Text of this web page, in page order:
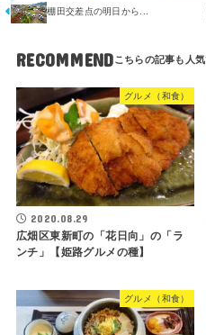
棚田交差点の明日から...
RECOMMEND
グルメ（和食）
2020.08.29
広畑区東新町の「花日向」の「ラ
ンチ」【姫路グルメの種】
グルメ（和食）